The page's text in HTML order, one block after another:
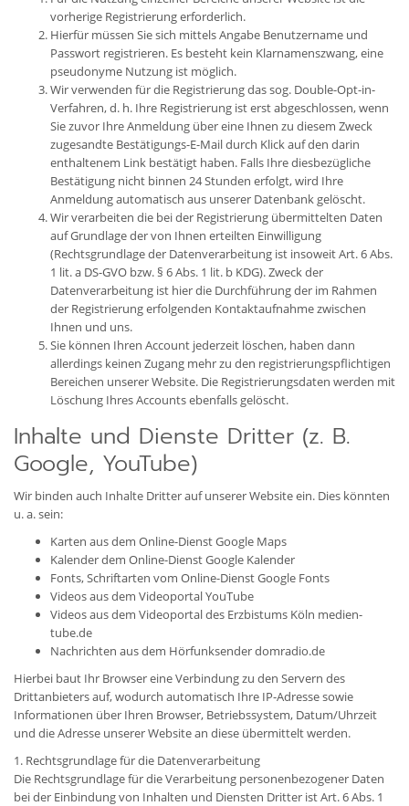
vorherige Registrierung erforderlich.
Hierfür müssen Sie sich mittels Angabe Benutzername und
Passwort registrieren. Es besteht kein Klarnamenszwang, eine
pseudonyme Nutzung ist möglich.
Wir verwenden für die Registrierung das sog. Double-Opt-in-
Verfahren, d. h. Ihre Registrierung ist erst abgeschlossen, wenn
Sie zuvor Ihre Anmeldung über eine Ihnen zu diesem Zweck
zugesandte Bestätigungs-E-Mail durch Klick auf den darin
enthaltenem Link bestätigt haben. Falls Ihre diesbezügliche
Bestätigung nicht binnen 24 Stunden erfolgt, wird Ihre
Anmeldung automatisch aus unserer Datenbank gelöscht.
Wir verarbeiten die bei der Registrierung übermittelten Daten
auf Grundlage der von Ihnen erteilten Einwilligung
(Rechtsgrundlage der Datenverarbeitung ist insoweit Art. 6 Abs.
1 lit. a DS-GVO bzw. § 6 Abs. 1 lit. b KDG). Zweck der
Datenverarbeitung ist hier die Durchführung der im Rahmen
der Registrierung erfolgenden Kontaktaufnahme zwischen
Ihnen und uns.
Sie können Ihren Account jederzeit löschen, haben dann
allerdings keinen Zugang mehr zu den registrierungspflichtigen
Bereichen unserer Website. Die Registrierungsdaten werden mit
Löschung Ihres Accounts ebenfalls gelöscht.
Inhalte und Dienste Dritter (z. B.
Google, YouTube)
Wir binden auch Inhalte Dritter auf unserer Website ein. Dies könnten
u. a. sein:
Karten aus dem Online-Dienst Google Maps
Kalender dem Online-Dienst Google Kalender
Fonts, Schriftarten vom Online-Dienst Google Fonts
Videos aus dem Videoportal YouTube
Videos aus dem Videoportal des Erzbistums Köln medien-
tube.de
Nachrichten aus dem Hörfunksender domradio.de
Hierbei baut Ihr Browser eine Verbindung zu den Servern des
Drittanbieters auf, wodurch automatisch Ihre IP-Adresse sowie
Informationen über Ihren Browser, Betriebssystem, Datum/Uhrzeit
und die Adresse unserer Website an diese übermittelt werden.
1. Rechtsgrundlage für die Datenverarbeitung
Die Rechtsgrundlage für die Verarbeitung personenbezogener Daten
bei der Einbindung von Inhalten und Diensten Dritter ist Art. 6 Abs. 1